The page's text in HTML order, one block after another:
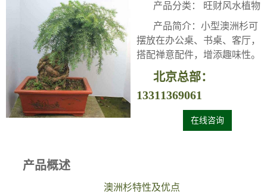
产品分类： 旺财风水植物
产品简介：小型澳洲杉可
摆放在办公桌、书桌、客厅，
搭配禅意配件，增添趣味性。
北京总部：
13311369061
在线咨询
产品概述
澳洲杉特性及优点